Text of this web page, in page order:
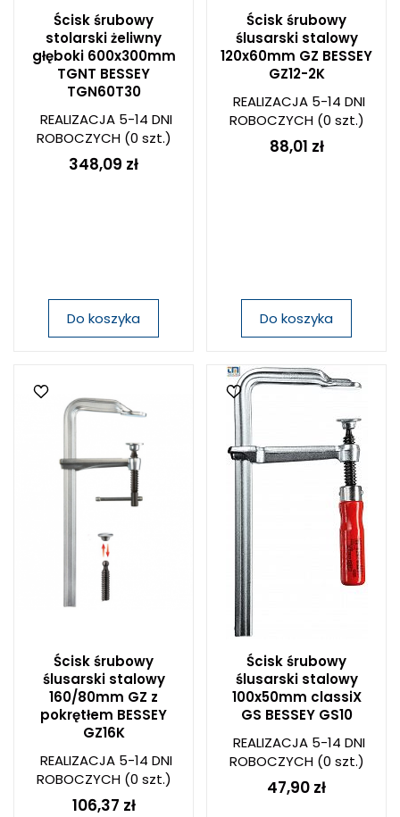
Ścisk śrubowy
stolarski żeliwny
głęboki 600x300mm
TGNT BESSEY
TGN60T30
REALIZACJA 5-14 DNI
ROBOCZYCH(0 szt.)
348,09 zł
Do koszyka
Ścisk śrubowy
ślusarski stalowy
120x60mm GZ BESSEY
GZ12-2K
REALIZACJA 5-14 DNI
ROBOCZYCH(0 szt.)
88,01 zł
Do koszyka
Ścisk śrubowy
ślusarski stalowy
160/80mm GZ z
pokrętłem BESSEY
GZ16K
REALIZACJA 5-14 DNI
ROBOCZYCH(0 szt.)
106,37 zł
Ścisk śrubowy
ślusarski stalowy
100x50mm classiX
GS BESSEY GS10
REALIZACJA 5-14 DNI
ROBOCZYCH(0 szt.)
47,90 zł